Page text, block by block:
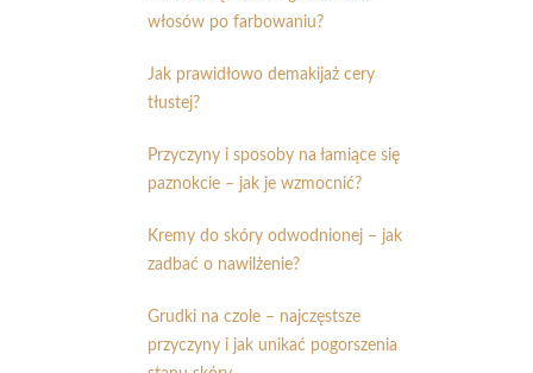
włosów po farbowaniu?
Jak prawidłowo demakijaż cery
tłustej?
Przyczyny i sposoby na łamiące się
paznokcie – jak je wzmocnić?
Kremy do skóry odwodnionej – jak
zadbać o nawilżenie?
Grudki na czole – najczęstsze
przyczyny i jak unikać pogorszenia